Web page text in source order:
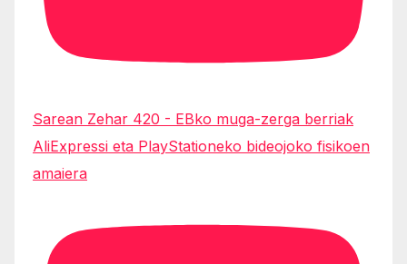
Sarean Zehar 420 - EBko muga-zerga berriak
AliExpressi eta PlayStationeko bideojoko fisikoen
amaiera